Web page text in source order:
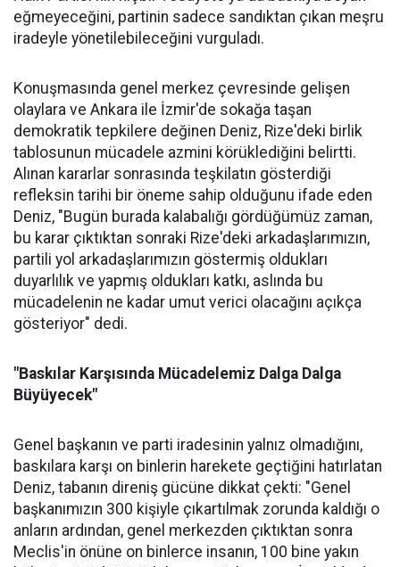
eğmeyeceğini, partinin sadece sandıktan çıkan meşru
iradeyle yönetilebileceğini vurguladı.
Konuşmasında genel merkez çevresinde gelişen
olaylara ve Ankara ile İzmir'de sokağa taşan
demokratik tepkilere değinen Deniz, Rize'deki birlik
tablosunun mücadele azmini körüklediğini belirtti.
Alınan kararlar sonrasında teşkilatın gösterdiği
refleksin tarihi bir öneme sahip olduğunu ifade eden
Deniz, "Bugün burada kalabalığı gördüğümüz zaman,
bu karar çıktıktan sonraki Rize'deki arkadaşlarımızın,
partili yol arkadaşlarımızın göstermiş oldukları
duyarlılık ve yapmış oldukları katkı, aslında bu
mücadelenin ne kadar umut verici olacağını açıkça
gösteriyor" dedi.
"Baskılar Karşısında Mücadelemiz Dalga Dalga
Büyüyecek"
Genel başkanın ve parti iradesinin yalnız olmadığını,
baskılara karşı on binlerin harekete geçtiğini hatırlatan
Deniz, tabanın direniş gücüne dikkat çekti: "Genel
başkanımızın 300 kişiyle çıkartılmak zorunda kaldığı o
anların ardından, genel merkezden çıktıktan sonra
Meclis'in önüne on binlerce insanın, 100 bine yakın